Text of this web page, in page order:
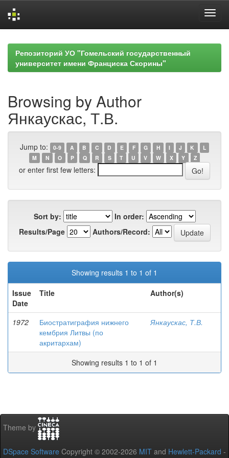
navigationРепозиторий УО "Гомельский государственный
университет имени Франциска Скорины"
Browsing by Author
Янкаускас, Т.В.
Jump to: 0-9 A B C D E F G H I J K
L
M
N O P Q R S T U V W X Y Z
or enter first few letters:
Sort by:
In order:
Results/Page
Authors/Record:
Showing results 1 to 1 of 1
Issue
Date
Title Author(s)
1972
Биостратиграфия нижнего
кембрия Литвы (по
акритархам)
Янкаускас, Т.В.
Showing results 1 to 1 of 1
Theme by
DSpace Software Copyright © 2002-2026 MIT and Hewlett-Packard -